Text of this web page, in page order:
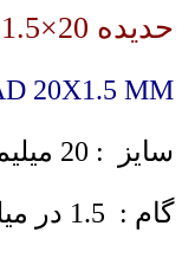
حدیده 20×1.5 میلیمتر
20X1.5 MM
سایز : 20 میلیمتر
گام : 1.5 در میلیمتر